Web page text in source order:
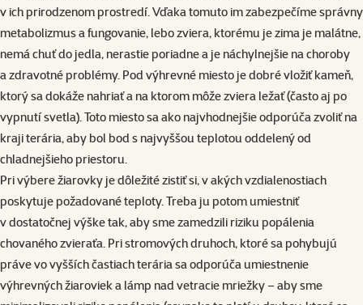
v ich prirodzenom prostredí. Vďaka tomuto im zabezpečíme správny
metabolizmus a fungovanie, lebo zviera, ktorému je zima je malátne,
nemá chuť do jedla, nerastie poriadne a je náchylnejšie na choroby
a zdravotné problémy. Pod výhrevné miesto je dobré vložiť kameň,
ktorý sa dokáže nahriať a na ktorom môže zviera ležať (často aj po
vypnutí svetla). Toto miesto sa ako najvhodnejšie odporúča zvoliť na
kraji terária, aby bol bod s najvyššou teplotou oddelený od
chladnejšieho priestoru.
Pri výbere žiarovky je dôležité zistiť si, v akých vzdialenostiach
poskytuje požadované teploty. Treba ju potom umiestniť
v dostatočnej výške tak, aby sme zamedzili riziku popálenia
chovaného zvieraťa. Pri stromových druhoch, ktoré sa pohybujú
práve vo vyšších častiach terária sa odporúča umiestnenie
výhrevných žiaroviek a lámp nad vetracie mriežky – aby sme